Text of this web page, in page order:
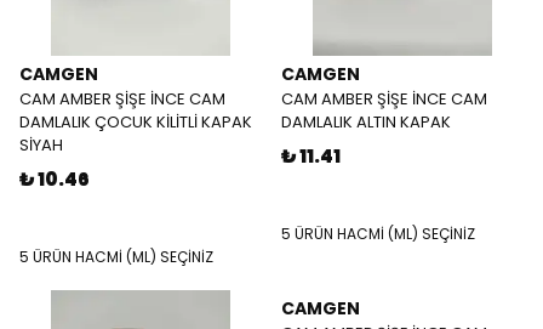
CAMGEN
CAM AMBER ŞİŞE İNCE CAM
DAMLALIK ÇOCUK KİLİTLİ KAPAK
SİYAH
₺ 10.46
5 ÜRÜN HACMİ (ML) SEÇİNİZ
CAMGEN
CAM AMBER ŞİŞE İNCE CAM
DAMLALIK ALTIN KAPAK
₺ 11.41
5 ÜRÜN HACMİ (ML) SEÇİNİZ
CAMGEN